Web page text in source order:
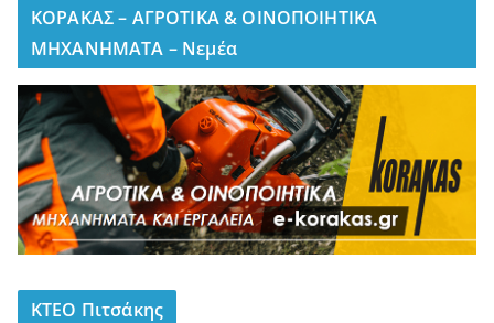
ΚΟΡΑΚΑΣ – ΑΓΡΟΤΙΚΑ & ΟΙΝΟΠΟΙΗΤΙΚΑ
ΜΗΧΑΝΗΜΑΤΑ – Νεμέα
ΚΤΕΟ Πιτσάκης